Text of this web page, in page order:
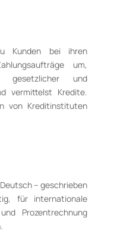
Kunden bei ihren
um,
gesetzlicher und
vermittelst Kredite.
von Kreditinstituten
– geschrieben
für internationale
Prozentrechnung